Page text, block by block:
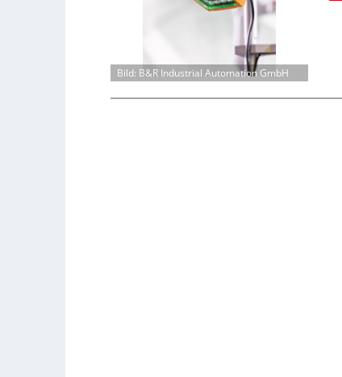
Bild: B&R Industrial Automation GmbH